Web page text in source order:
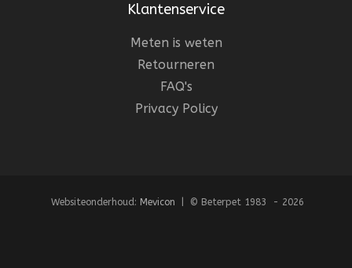
Klantenservice
Meten is weten
Retourneren
FAQ's
Privacy Policy
Websiteonderhoud: Mevicon | © Beterpet 1983 - 2026